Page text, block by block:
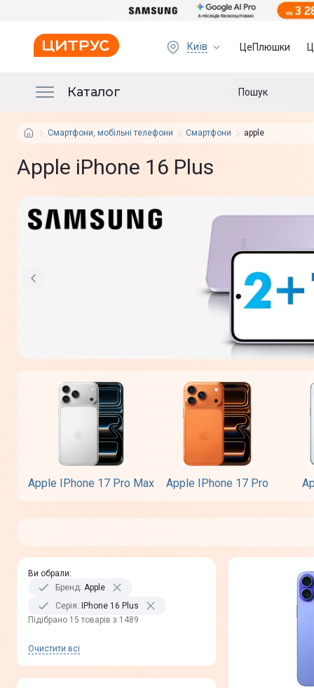
Київ ЦеПлюшки
Каталог
Смартфони, мобільні телефони Смартфони apple
Apple iPhone 16 Plus
Apple IPhone 17 Pro Max Apple IPhone 17 Pro
Ви обрали:
Бренд: Apple
Серія:
IPhone 16 Plus
Пiдiбрано 15 товарів з 1489
Очистити всi